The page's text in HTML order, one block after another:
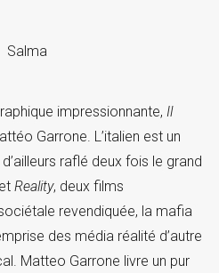
impressionnante, Il
Garrone. L’italien est un
raflé deux fois le grand
Reality, deux films
revendiquée, la mafia
des média réalité d’autre
Matteo Garrone livre un pur